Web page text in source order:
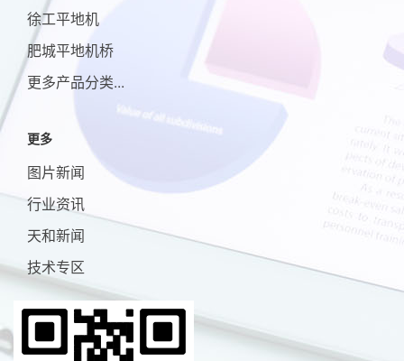
徐工平地机
肥城平地机桥
更多产品分类...
更多
图片新闻
行业资讯
天和新闻
技术专区